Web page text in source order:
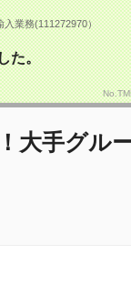
入業務(111272970）
た。
大手グル